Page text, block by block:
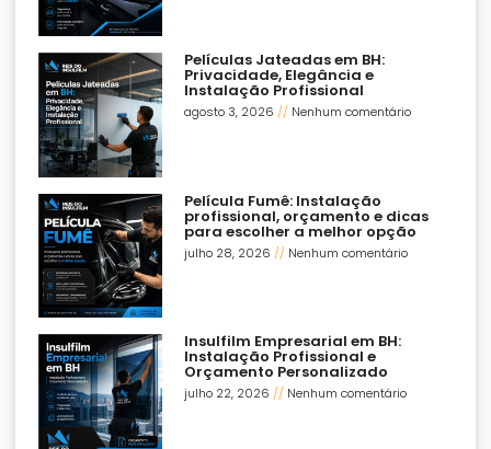
Películas Jateadas em BH:
Privacidade, Elegância e
Instalação Profissional
agosto 3, 2026 Nenhum comentário
Película Fumê: Instalação
profissional, orçamento e dicas
para escolher a melhor opção
julho 28, 2026 Nenhum comentário
Insulfilm Empresarial em BH:
Instalação Profissional e
Orçamento Personalizado
julho 22, 2026 Nenhum comentário